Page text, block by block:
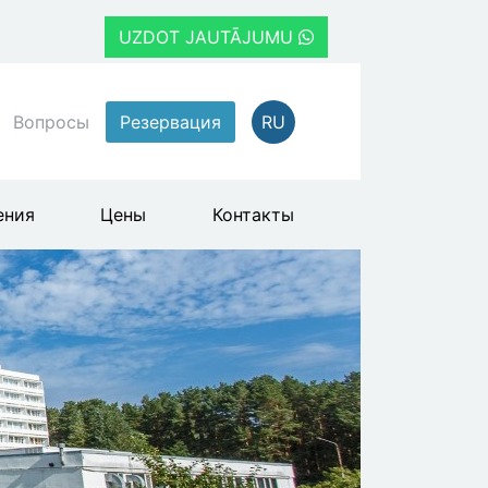
UZDOT JAUTĀJUMU
Вопросы Резервация RU
Цены Контакты